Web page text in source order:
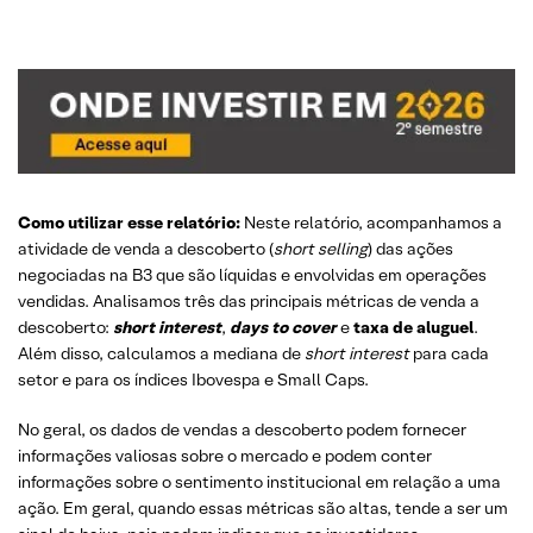
Como utilizar esse relatório: Neste relatório, acompanhamos a
atividade de venda a descoberto (short selling) das ações
negociadas na B3 que são líquidas e envolvidas em operações
vendidas. Analisamos três das principais métricas de venda a
descoberto: short interest, days to coveretaxa de aluguel.
Além disso, calculamos a mediana de short interestpara cada
setor e para os índices Ibovespa e Small Caps.
No geral, os dados de vendas a descoberto podem fornecer
informações valiosas sobre o mercado e podem conter
informações sobre o sentimento institucional em relação a uma
ação. Em geral, quando essas métricas são altas, tende a ser um